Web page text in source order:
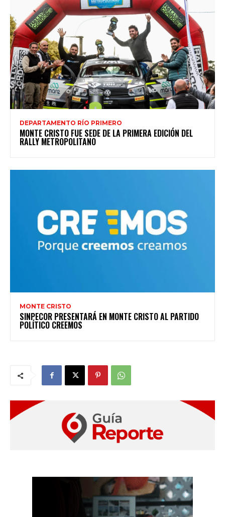
DEPARTAMENTO RÍO PRIMERO
MONTE CRISTO FUE SEDE DE LA PRIMERA EDICIÓN DEL
RALLY METROPOLITANO
MONTE CRISTO
SINPECOR PRESENTARÁ EN MONTE CRISTO AL PARTIDO
POLÍTICO CREEMOS